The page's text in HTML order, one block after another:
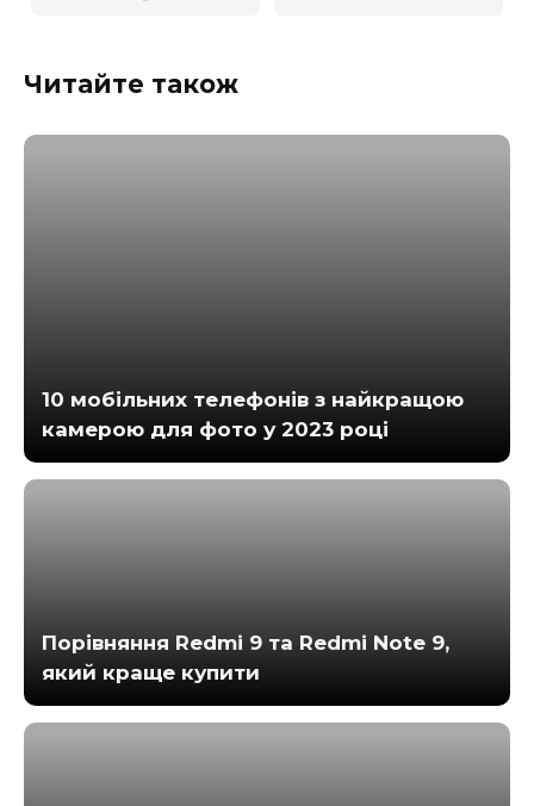
Читайте також
10 мобільних телефонів з найкращою
камерою для фото у 2023 році
Порівняння Redmi 9 та Redmi Note 9,
який краще купити